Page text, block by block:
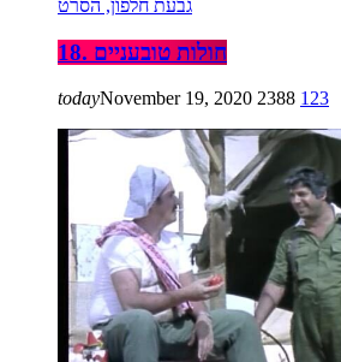
גבעת חלפון, הסרט
18. חולות טובעניים
todayNovember 19, 2020 2388 123